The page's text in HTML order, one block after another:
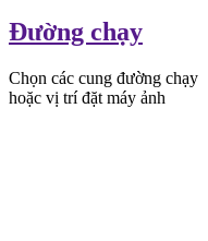
Đường chạy
Chọn các cung đường chạy
hoặc vị trí đặt máy ảnh